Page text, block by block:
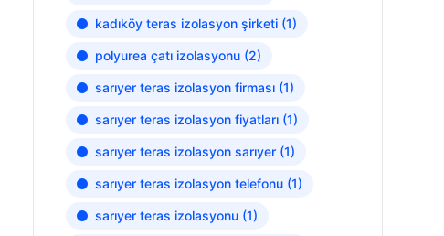
kadıköy teras izolasyon şirketi(1)
polyurea çatı izolasyonu(2)
sarıyer teras izolasyon firması(1)
sarıyer teras izolasyon fiyatları(1)
sarıyer teras izolasyon sarıyer(1)
sarıyer teras izolasyon telefonu(1)
sarıyer teras izolasyonu(1)